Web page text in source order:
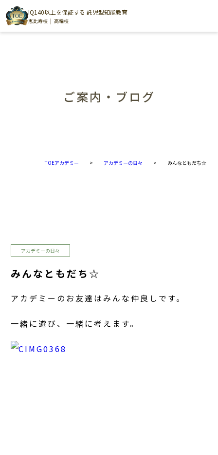
IQ140以上を保証する 託児型知能教育
恵比寿校 高輪校
ご案内・ブログ
TOEアカデミー > アカデミーの日々 > みんなともだち☆
アカデミーの日々
みんなともだち☆
アカデミーのお友達はみんな仲良しです。
一緒に遊び、一緒に考えます。